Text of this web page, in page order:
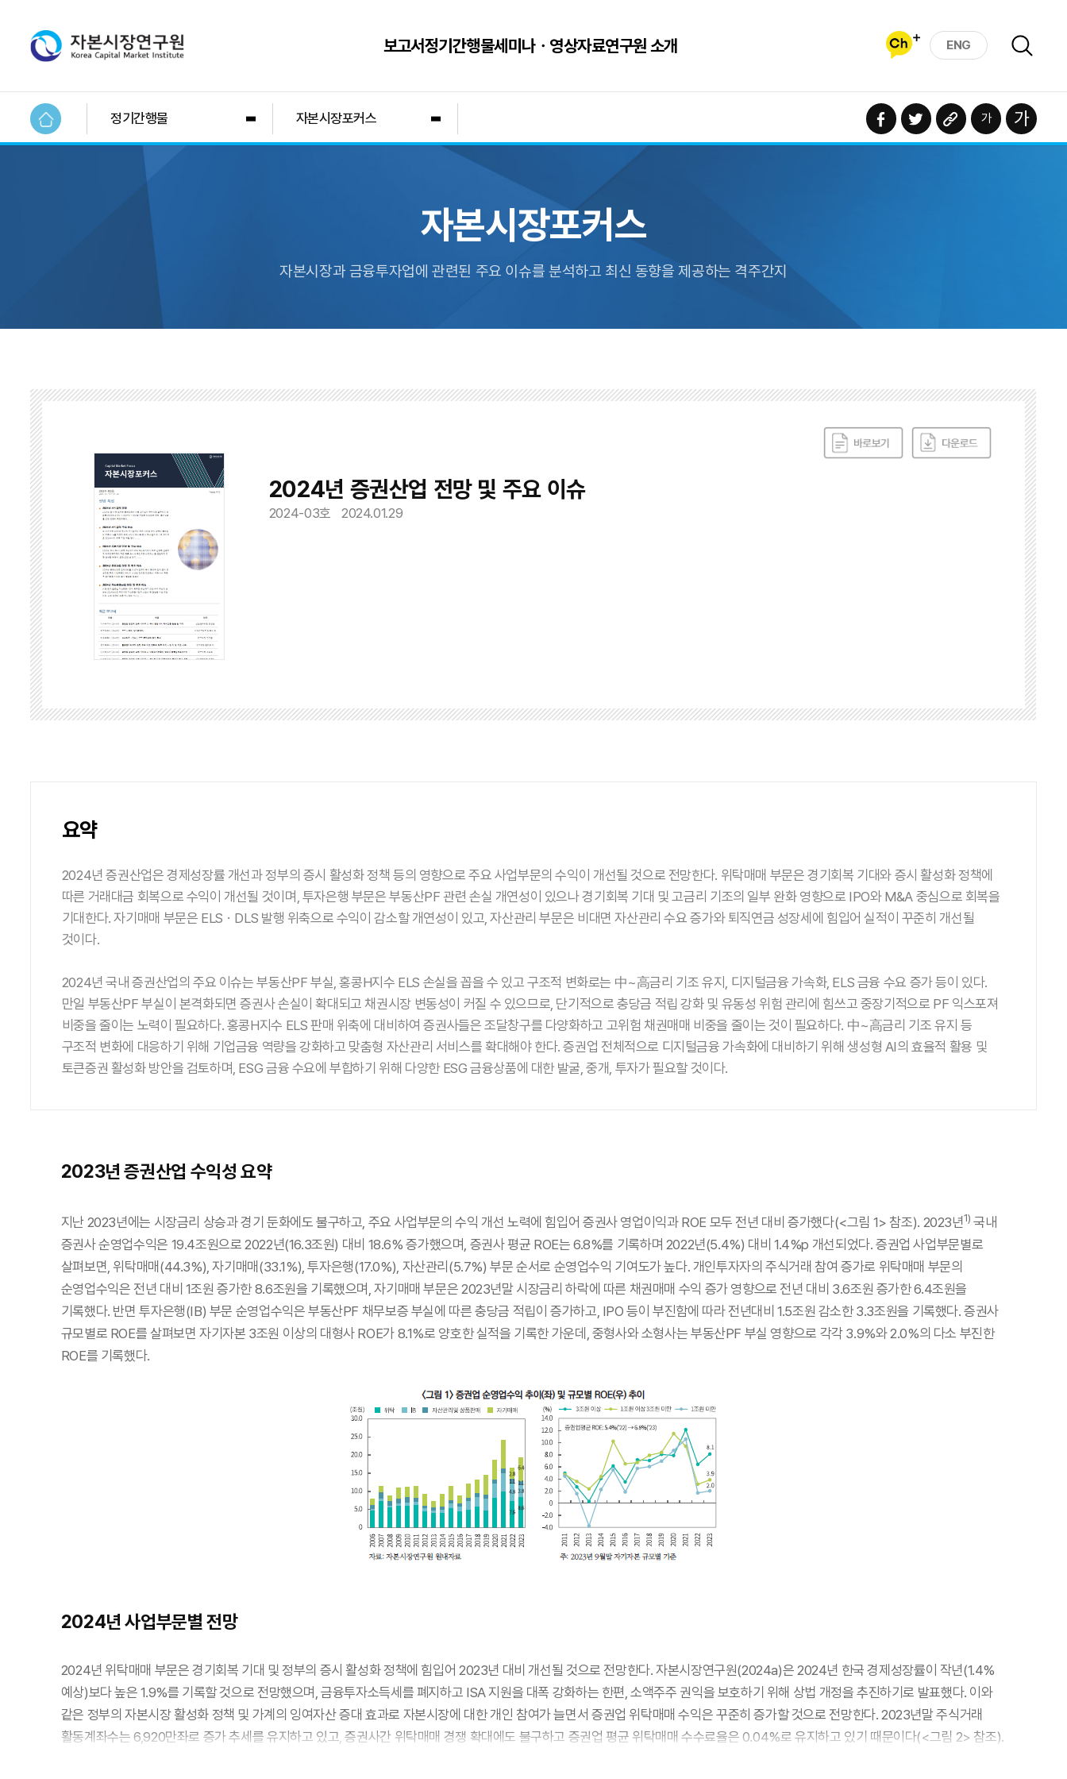
보고서정기간행물세미나ㆍ영상자료연구원 소개 ENG
정기간행물 자본시장포커스
자본시장포커스
자본시장과 금융투자업에 관련된 주요 이슈를 분석하고 최신 동향을 제공하는 격주간지
2024년 증권산업 전망 및 주요 이슈
2024-03호 2024.01.29
요약
2024년 증권산업은 경제성장률 개선과 정부의 증시 활성화 정책 등의 영향으로 주요 사업부문의 수익이 개선될 것으로 전망한다. 위탁매매 부문은 경기회복 기대와 증시 활성화 정책에
따른 거래대금 회복으로 수익이 개선될 것이며, 투자은행 부문은 부동산PF 관련 손실 개연성이 있으나 경기회복 기대 및 고금리 기조의 일부 완화 영향으로 IPO와 M&A 중심으로 회복을
기대한다. 자기매매 부문은 ELSㆍDLS 발행 위축으로 수익이 감소할 개연성이 있고, 자산관리 부문은 비대면 자산관리 수요 증가와 퇴직연금 성장세에 힘입어 실적이 꾸준히 개선될
것이다.
2024년 국내 증권산업의 주요 이슈는 부동산PF 부실, 홍콩H지수 ELS 손실을 꼽을 수 있고 구조적 변화로는 中~高금리 기조 유지, 디지털금융 가속화, ELS 금융 수요 증가 등이 있다.
만일 부동산PF 부실이 본격화되면 증권사 손실이 확대되고 채권시장 변동성이 커질 수 있으므로, 단기적으로 충당금 적립 강화 및 유동성 위험 관리에 힘쓰고 중장기적으로 PF 익스포져
비중을 줄이는 노력이 필요하다. 홍콩H지수 ELS 판매 위축에 대비하여 증권사들은 조달창구를 다양화하고 고위험 채권매매 비중을 줄이는 것이 필요하다. 中~高금리 기조 유지 등
구조적 변화에 대응하기 위해 기업금융 역량을 강화하고 맞춤형 자산관리 서비스를 확대해야 한다. 증권업 전체적으로 디지털금융 가속화에 대비하기 위해 생성형 AI의 효율적 활용 및
토큰증권 활성화 방안을 검토하며, ESG 금융 수요에 부합하기 위해 다양한 ESG 금융상품에 대한 발굴, 중개, 투자가 필요할 것이다.
2023년 증권산업 수익성 요약
지난 2023년에는 시장금리 상승과 경기 둔화에도 불구하고, 주요 사업부문의 수익 개선 노력에 힘입어 증권사 영업이익과 ROE 모두 전년 대비 증가했다(<그림 1> 참조). 2023년1) 국내
증권사 순영업수익은 19.4조원으로 2022년(16.3조원) 대비 18.6% 증가했으며, 증권사 평균 ROE는 6.8%를 기록하며 2022년(5.4%) 대비 1.4%p 개선되었다. 증권업 사업부문별로
살펴보면, 위탁매매(44.3%), 자기매매(33.1%), 투자은행(17.0%), 자산관리(5.7%) 부문 순서로 순영업수익 기여도가 높다. 개인투자자의 주식거래 참여 증가로 위탁매매 부문의
순영업수익은 전년 대비 1조원 증가한 8.6조원을 기록했으며, 자기매매 부문은 2023년말 시장금리 하락에 따른 채권매매 수익 증가 영향으로 전년 대비 3.6조원 증가한 6.4조원을
기록했다. 반면 투자은행(IB) 부문 순영업수익은 부동산PF 채무보증 부실에 따른 충당금 적립이 증가하고, IPO 등이 부진함에 따라 전년대비 1.5조원 감소한 3.3조원을 기록했다. 증권사
규모별로 ROE를 살펴보면 자기자본 3조원 이상의 대형사 ROE가 8.1%로 양호한 실적을 기록한 가운데, 중형사와 소형사는 부동산PF 부실 영향으로 각각 3.9%와 2.0%의 다소 부진한
ROE를 기록했다.
2024년 사업부문별 전망
2024년 위탁매매 부문은 경기회복 기대 및 정부의 증시 활성화 정책에 힘입어 2023년 대비 개선될 것으로 전망한다. 자본시장연구원(2024a)은 2024년 한국 경제성장률이 작년(1.4%
예상)보다 높은 1.9%를 기록할 것으로 전망했으며, 금융투자소득세를 폐지하고 ISA 지원을 대폭 강화하는 한편, 소액주주 권익을 보호하기 위해 상법 개정을 추진하기로 발표했다. 이와
같은 정부의 자본시장 활성화 정책 및 가계의 잉여자산 증대 효과로 자본시장에 대한 개인 참여가 늘면서 증권업 위탁매매 수익은 꾸준히 증가할 것으로 전망한다. 2023년말 주식거래
활동계좌수는 6,920만좌로 증가 추세를 유지하고 있고, 증권사간 위탁매매 경쟁 확대에도 불구하고 증권업 평균 위탁매매 수수료율은 0.04%로 유지하고 있기 때문이다(<그림 2> 참조).